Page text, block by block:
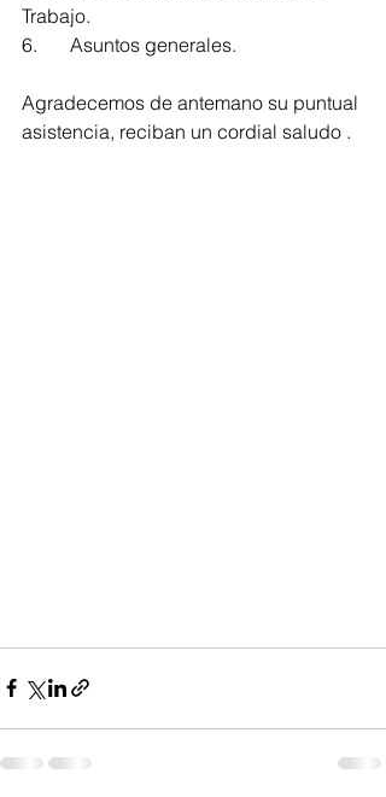
Trabajo.
6.	Asuntos generales.
Agradecemos de antemano su puntual
asistencia, reciban un cordial saludo .